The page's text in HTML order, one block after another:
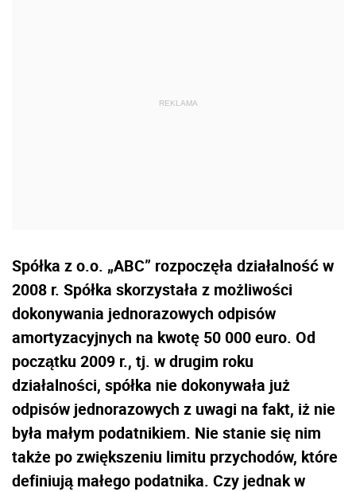
Spółka z o.o. „ABC” rozpoczęła działalność w
2008 r. Spółka skorzystała z możliwości
dokonywania jednorazowych odpisów
amortyzacyjnych na kwotę 50 000 euro. Od
początku 2009 r., tj. w drugim roku
działalności, spółka nie dokonywała już
odpisów jednorazowych z uwagi na fakt, iż nie
była małym podatnikiem. Nie stanie się nim
także po zwiększeniu limitu przychodów, które
definiują małego podatnika. Czy jednak w